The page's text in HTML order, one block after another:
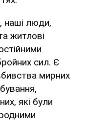
наші люди,
житлові
сил. Є
мирних
які були